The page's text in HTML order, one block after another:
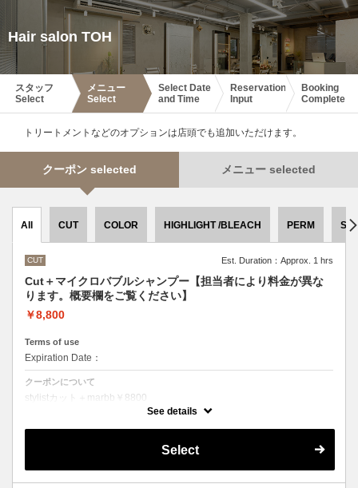
Hair salon TOH
スタッフ
Select
メニュー
Select
Select Date
and Time
Reservation
Input
Booking
Complete
トリートメントなどのオプションは店頭でも追加いただけます。
クーポン selected メニュー selected
All CUT COLOR HIGHLIGHT /BLEACH PERM
CUT Est. Duration：Approx. 1 hrs
Cut＋マイクロバブルシャンプー【担当者により料金が異な
ります。概要欄をご覧ください】
￥8,800
Terms of use
Expiration Date：
クーポンについて
stylistカット＋marbb￥8800
クバ指名カット＋marbb￥9350
シャンプースタイリング代が含まれております。
See details
Select